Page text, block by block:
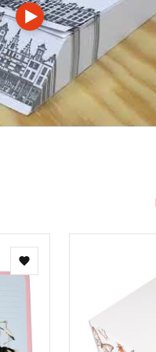
Video
afspelen
Toevoegen
aan
verlanglijst